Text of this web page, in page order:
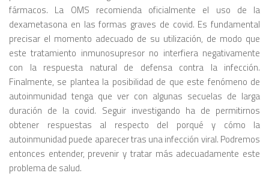
fármacos. La OMS recomienda oficialmente el uso de la
dexametasona en las formas graves de covid. Es fundamental
precisar el momento adecuado de su utilización, de modo que
este tratamiento inmunosupresor no interfiera negativamente
con la respuesta natural de defensa contra la infección.
Finalmente, se plantea la posibilidad de que este fenómeno de
autoinmunidad tenga que ver con algunas secuelas de larga
duración de la covid. Seguir investigando ha de permitirnos
obtener respuestas al respecto del porqué y cómo la
autoinmunidad puede aparecer tras una infección viral. Podremos
entonces entender, prevenir y tratar más adecuadamente este
problema de salud.